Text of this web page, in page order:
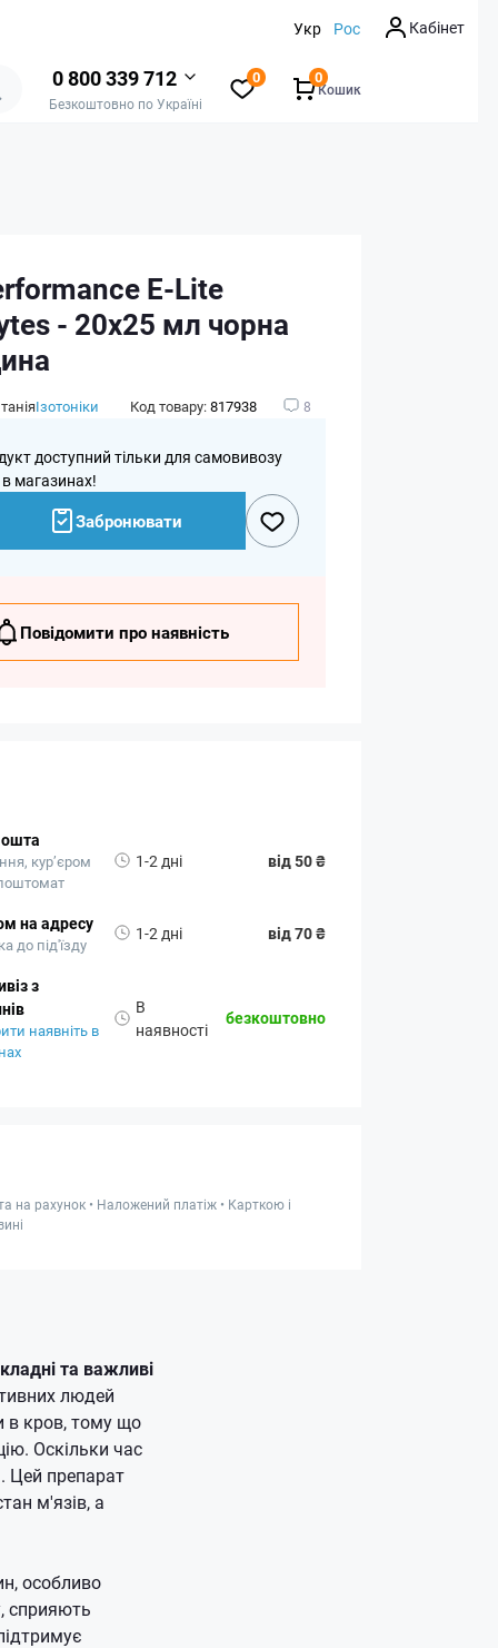
Укр Рос Кабінет
0 800 339 712
Безкоштовно по Україні
0
Кошик
0
E-Lite
- 20x25 мл чорна
Ізотоніки Код товару:817938 8
доступний тільки для самовивозу
в магазинах!
Забронювати
Повідомити про наявність
кур’єром
1-2 дні від 50 ₴
на адресу
до під'їзду
1-2 дні від 70 ₴
з
наявніть в
В
наявності
безкоштовно
на рахунок • Наложений платіж • Карткою і
та важливі
людей
в кров, тому що
Оскільки час
Цей препарат
м'язів, а
особливо
сприяють